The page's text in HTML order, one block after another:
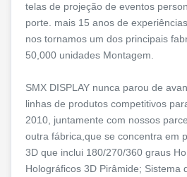
telas de projeção de eventos
porte. mais 15 anos de
nos tornamos um dos principais
50,000 unidades Montagem.
SMX DISPLAY nunca parou de
linhas de produtos competitivos
2010, juntamente com nossos
outra fábrica,que se concentra em
3D que inclui 180/270/360 graus
Holográficos 3D Pirâmide; Sistema